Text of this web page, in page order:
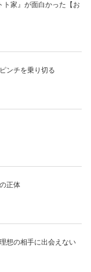
ト家』が面白かった【お
ンチを乗り切る
正体
想の相手に出会えない